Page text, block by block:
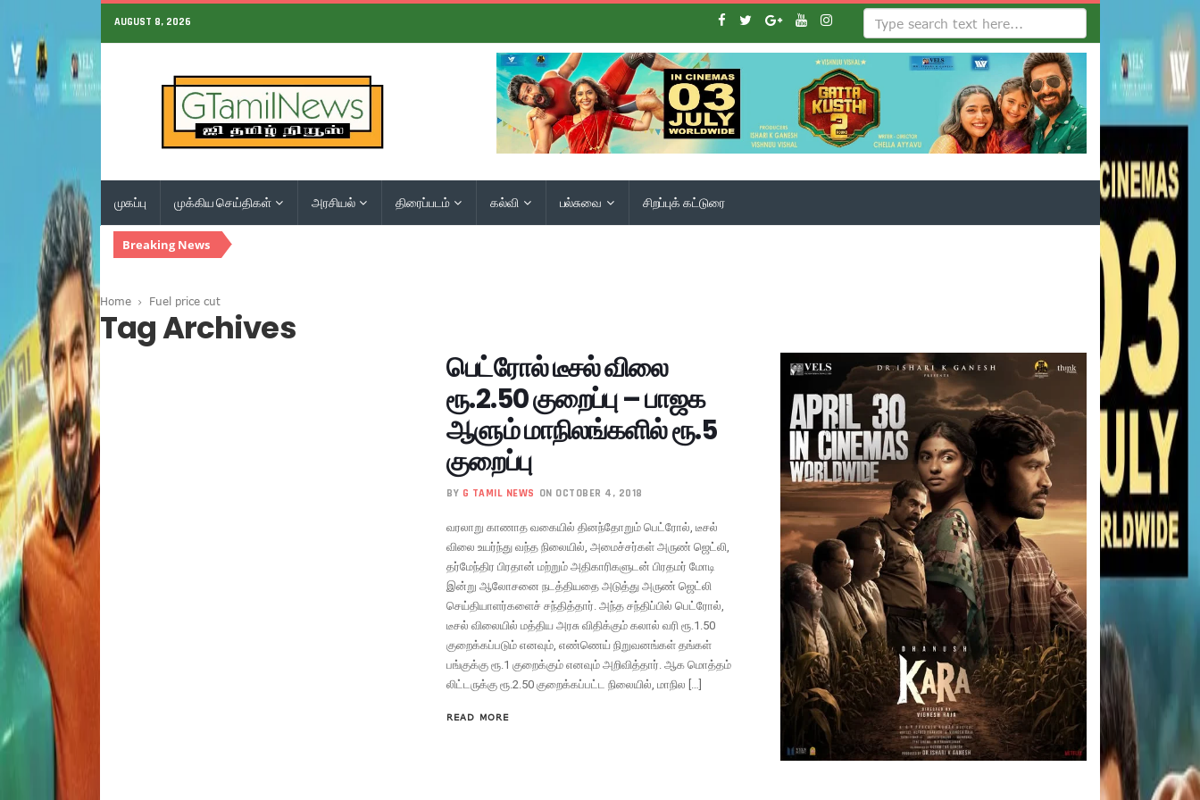
AUGUST 8, 2026
முகப்பு முக்கிய செய்திகள் அரசியல் திரைப்படம் கல்வி பல்சுவை சிறப்புக் கட்டுரை
Breaking News
Home Fuel price cut
Tag Archives
பெட்ரோல் டீசல் விலை
ரூ.2.50 குறைப்பு – பாஜக
ஆளும் மாநிலங்களில் ரூ.5
குறைப்பு
BY G TAMIL NEWS ON OCTOBER 4, 2018
வரலாறு காணாத வகையில் தினந்தோறும் பெட்ரோல், டீசல்
விலை உயர்ந்து வந்த நிலையில், அமைச்சர்கள் அருண் ஜெட்லி,
தர்மேந்திர பிரதான் மற்றும் அதிகாரிகளுடன் பிரதமர் மோடி
இன்று ஆலோசனை நடத்தியதை அடுத்து அருண் ஜெட்லி
செய்தியாளர்களைச் சந்தித்தார். அந்த சந்திப்பில் பெட்ரோல்,
டீசல் விலையில் மத்திய அரசு விதிக்கும் கலால் வரி ரூ.1.50
குறைக்கப்படும் எனவும், எண்ணெய் நிறுவனங்கள் தங்கள்
பங்குக்கு ரூ.1 குறைக்கும் எனவும் அறிவித்தார். ஆக மொத்தம்
லிட்டருக்கு ரூ.2.50 குறைக்கப்பட்ட நிலையில், மாநில […]
READ MORE